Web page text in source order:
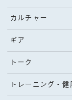
カルチャー
ギア
トーク
トレーニング・健